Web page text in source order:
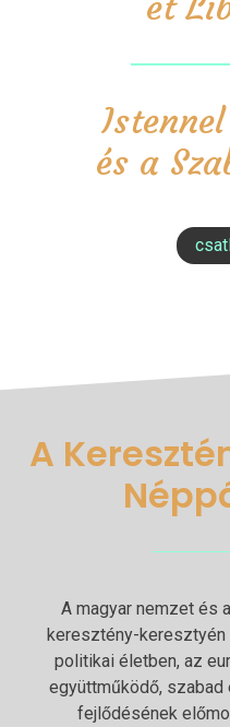
és a
A
A magyar nemzet és
keresztény-keresztyén
politikai életben, az
együttműködő,
fejlődésének